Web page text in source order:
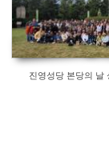
404
진영성당 본당의 날